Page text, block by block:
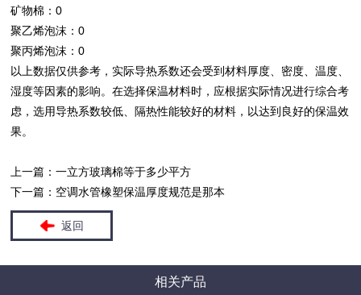
矿物棉：0
聚乙烯泡沫：0
聚丙烯泡沫：0
以上数据仅供参考，实际导热系数还会受到材料厚度、密度、温度、
湿度等因素的影响。在选择保温材料时，应根据实际情况进行综合考
虑，选用导热系数较低、隔热性能较好的材料，以达到良好的保温效
果。
上一篇：一立方玻璃棉等于多少平方
下一篇： 空调水管橡塑保温厚度规范是那本
返回
相关产品